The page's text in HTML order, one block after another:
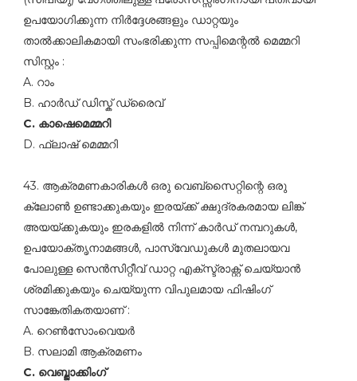
ഉപയോഗിക്കുന്ന നിര്‍ദ്ദേശങ്ങളും ഡാറ്റയും
താല്‍ക്കാലികമായി സംഭരിക്കുന്ന സപ്പിമെന്റല്‍ മെമ്മറി
സിസ്റ്റം :
A. റാം
B. ഹാര്‍ഡ്‌ ഡിസ്ക്‌ ഡ്രൈവ്‌
C. കാഷെമെമ്മറി
D. ഫ്ലാഷ്‌ മെമ്മറി
43. ആക്രമണകാരികള്‍ ഒരു വെബ്സൈറ്റിന്റെ ഒരു
ക്ലോണ്‍ ഉണ്ടാക്കുകയും ഇരയ്ക്ക്‌ ക്ഷുദ്രകരമായ ലിങ്ക്‌
അയയ്ക്കുകയും ഇരകളില്‍ നിന്ന്‌ കാര്‍ഡ്‌ നമ്പറുകള്‍,
ഉപയോക്തൃനാമങ്ങള്‍, പാസ്‌വേഡുകള്‍ മുതലായവ
പോലുള്ള സെന്‍സിറ്റീവ്‌ ഡാറ്റ എക്സ്ട്രാക്റ്റ്‌ ചെയ്യാന്‍
ശ്രമിക്കുകയും ചെയ്യുന്ന വിപുലമായ ഫിഷിംഗ്‌
സാങ്കേതികതയാണ്‌ :
A. റെണ്‍സോംവെയര്‍
B. സലാമി ആക്രമണം
C. വെബ്ജാക്കിംഗ്‌